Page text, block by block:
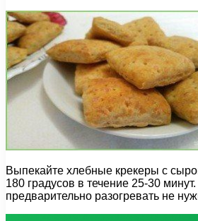
Выпекайте хлебные крекеры с
180 градусов в течение 25-30
предварительно разогревать не